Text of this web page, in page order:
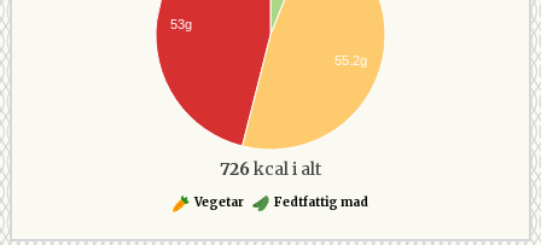
53g
55.2g
726 kcal i alt
Vegetar Fedtfattig mad